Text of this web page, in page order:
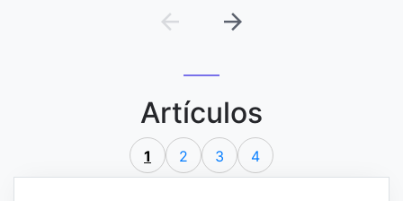
Artículos
1 2 3 4